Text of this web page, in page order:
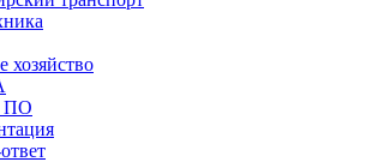
хозяйство
ПО